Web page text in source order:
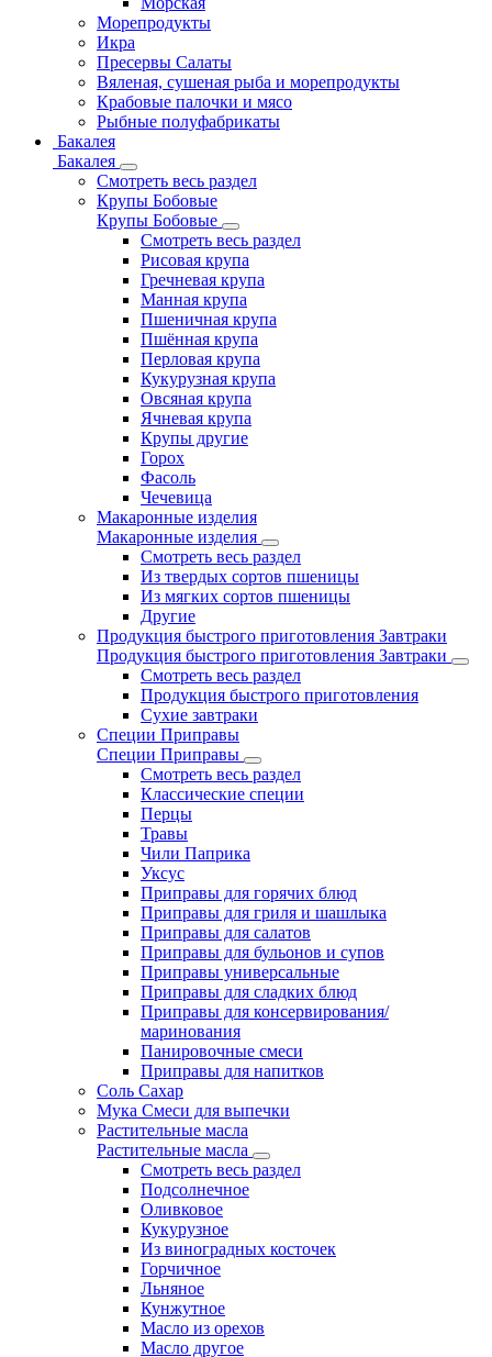
Морепродукты
Икра
Пресервы Салаты
Вяленая, сушеная рыба и морепродукты
Крабовые палочки и мясо
Рыбные полуфабрикаты
Бакалея
Бакалея
Смотреть весь раздел
Крупы Бобовые
Крупы Бобовые
Смотреть весь раздел
Рисовая крупа
Гречневая крупа
Манная крупа
Пшеничная крупа
Пшённая крупа
Перловая крупа
Кукурузная крупа
Овсяная крупа
Ячневая крупа
Крупы другие
Горох
Фасоль
Чечевица
Макаронные изделия
Макаронные изделия
Смотреть весь раздел
Из твердых сортов пшеницы
Из мягких сортов пшеницы
Другие
Продукция быстрого приготовления Завтраки
Продукция быстрого приготовления Завтраки
Смотреть весь раздел
Продукция быстрого приготовления
Сухие завтраки
Специи Приправы
Специи Приправы
Смотреть весь раздел
Классические специи
Перцы
Травы
Чили Паприка
Уксус
Приправы для горячих блюд
Приправы для гриля и шашлыка
Приправы для салатов
Приправы для бульонов и супов
Приправы универсальные
Приправы для сладких блюд
Приправы для консервирования/
маринования
Панировочные смеси
Приправы для напитков
Соль Сахар
Мука Смеси для выпечки
Растительные масла
Растительные масла
Смотреть весь раздел
Подсолнечное
Оливковое
Кукурузное
Из виноградных косточек
Горчичное
Льняное
Кунжутное
Масло из орехов
Масло другое